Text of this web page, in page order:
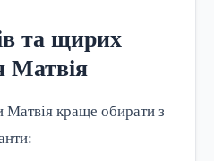
та щирих
Матвія
краще обирати з